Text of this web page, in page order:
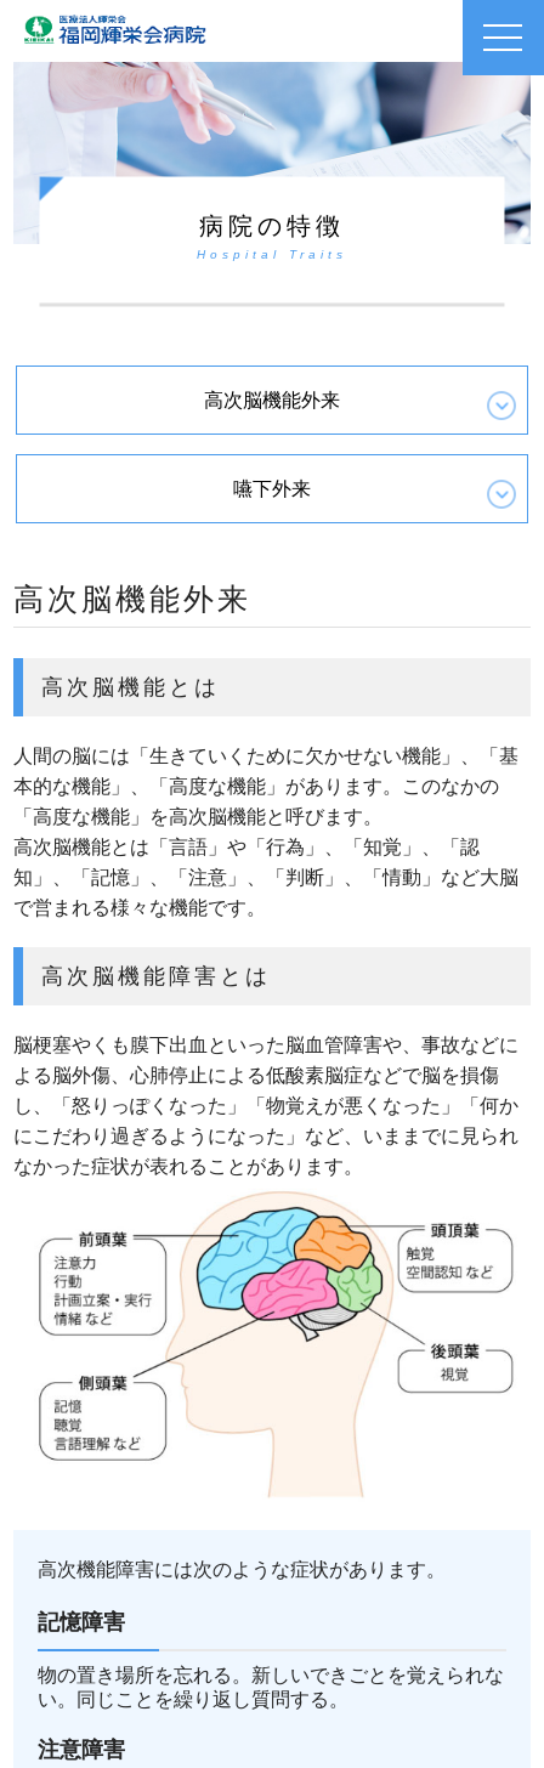
toggle
病院の特徴
Hospital Traits
高次脳機能外来
嚥下外来
高次脳機能外来
高次脳機能とは
人間の脳には「生きていくために欠かせない機能」、「基
本的な機能」、「高度な機能」があります。このなかの
「高度な機能」を高次脳機能と呼びます。
高次脳機能とは「言語」や「行為」、「知覚」、「認
知」、「記憶」、「注意」、「判断」、「情動」など大脳
で営まれる様々な機能です。
高次脳機能障害とは
脳梗塞やくも膜下出血といった脳血管障害や、事故などに
よる脳外傷、心肺停止による低酸素脳症などで脳を損傷
し、「怒りっぽくなった」「物覚えが悪くなった」「何か
にこだわり過ぎるようになった」など、いままでに見られ
なかった症状が表れることがあります。
高次機能障害には次のような症状があります。
記憶障害
物の置き場所を忘れる。新しいできごとを覚えられな
い。同じことを繰り返し質問する。
注意障害